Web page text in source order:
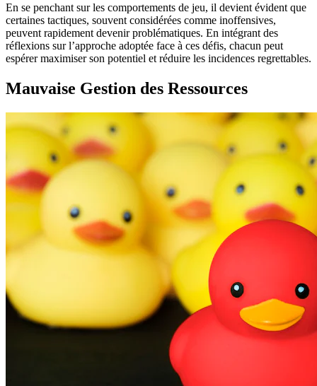
En se penchant sur les comportements de jeu, il devient évident que
certaines tactiques, souvent considérées comme inoffensives,
peuvent rapidement devenir problématiques. En intégrant des
réflexions sur l’approche adoptée face à ces défis, chacun peut
espérer maximiser son potentiel et réduire les incidences regrettables.
Mauvaise Gestion des Ressources